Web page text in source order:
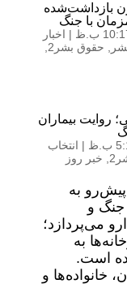
وکیل‌آباد؛ احراز هویت ۳۰ زن بازداشت‌شده
با جنگ
| اخبار
حقوق بشر2
روایت بیماران
| انتخاب
خبر روز
به
جنگ و
می‌پردازد؛
به
است.
خانواده‌ها و